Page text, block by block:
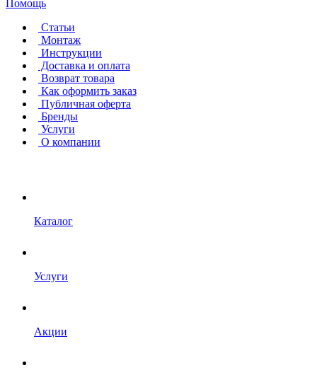
Помощь
Статьи
Монтаж
Инструкции
Доставка и оплата
Возврат товара
Как оформить заказ
Публичная оферта
Бренды
Услуги
О компании
Каталог
Услуги
Акции